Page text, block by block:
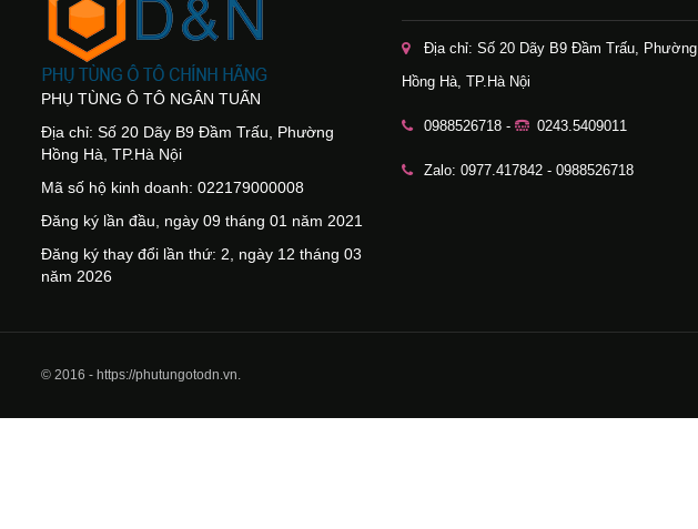
PHỤ TÙNG Ô TÔ NGÂN TUẤN
Địa chỉ: Số 20 Dãy B9 Đầm Trấu, Phường
Hồng Hà, TP.Hà Nội
Mã số hộ kinh doanh: 022179000008
Đăng ký lần đầu, ngày 09 tháng 01 năm 2021
Đăng ký thay đổi lần thứ: 2, ngày 12 tháng 03
năm 2026
Địa chỉ: Số 20 Dãy B9 Đầm Trấu, Phường
Hồng Hà, TP.Hà Nội
0988526718 - 0243.5409011
Zalo: 0977.417842 - 0988526718
© 2016 - https://phutungotodn.vn.